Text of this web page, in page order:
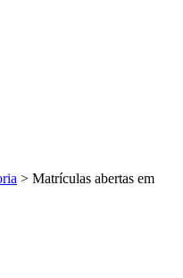
> Matrículas abertas em